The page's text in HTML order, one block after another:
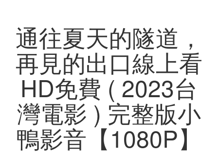
通往夏天的隧道，
再見的出口線上看
HD免費 ( 2023台
灣電影 ) 完整版小
鴨影音【1080P】